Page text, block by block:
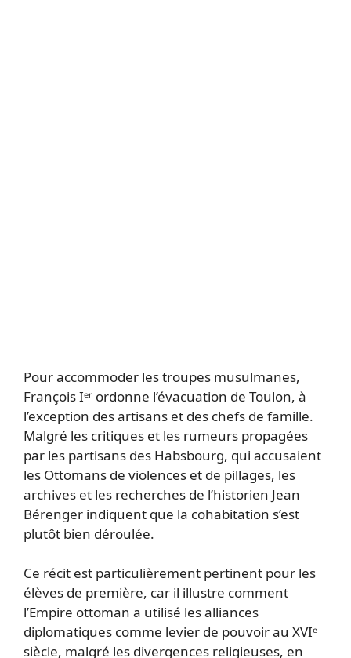
Pour accommoder les troupes musulmanes,
François Iᵉʳ ordonne l’évacuation de Toulon, à
l’exception des artisans et des chefs de famille.
Malgré les critiques et les rumeurs propagées
par les partisans des Habsbourg, qui accusaient
les Ottomans de violences et de pillages, les
archives et les recherches de l’historien Jean
Bérenger indiquent que la cohabitation s’est
plutôt bien déroulée.
Ce récit est particulièrement pertinent pour les
élèves de première, car il illustre comment
l’Empire ottoman a utilisé les alliances
diplomatiques comme levier de pouvoir au XVIᵉ
siècle, malgré les divergences religieuses, en